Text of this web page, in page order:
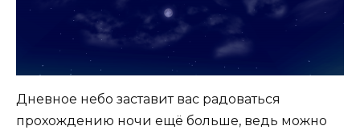
Дневное небо заставит вас радоваться
прохождению ночи ещё больше, ведь можно